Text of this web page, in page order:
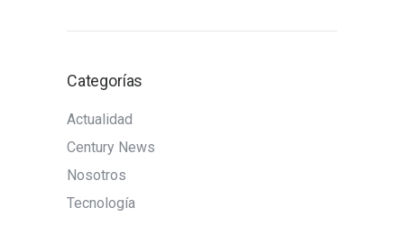
Categorías
Actualidad
Century News
Nosotros
Tecnología